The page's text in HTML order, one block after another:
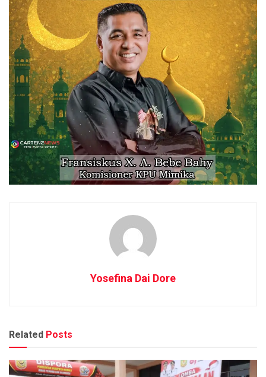
Yosefina Dai Dore
Related Posts